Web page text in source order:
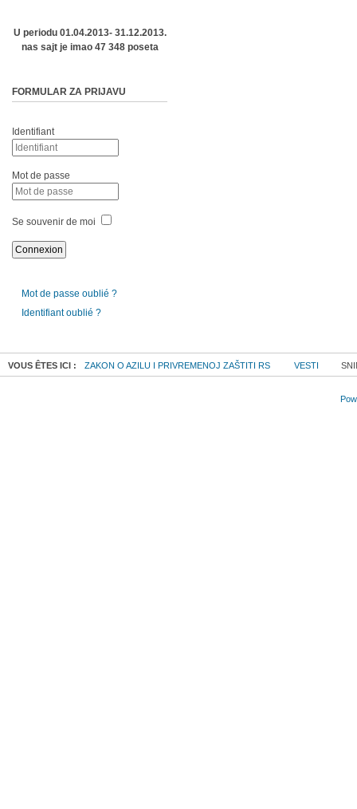
U periodu 01.04.2013- 31.12.2013.
nas sajt je imao 47 348 poseta
FORMULAR ZA PRIJAVU
Identifiant
Mot de passe
Se souvenir de moi
Mot de passe oublié ?
Identifiant oublié ?
VOUS ÊTES ICI : ZAKON O AZILU I PRIVREMENOJ ZAŠTITI RS VESTI